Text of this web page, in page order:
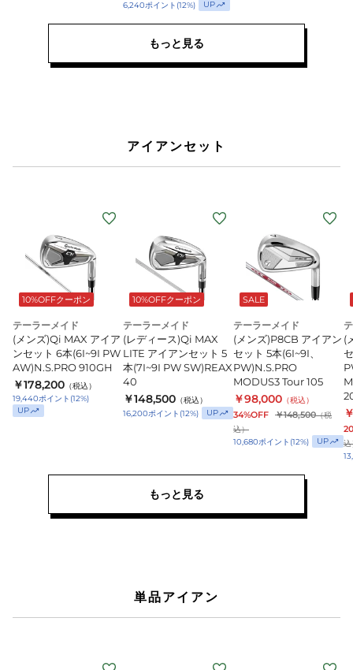
ー
REAX
6,240ポイント (12%) UP
もっと見る
アイアンセット
10%OFFクーポン
テーラーメイド
(メンズ)Qi MAX アイア
ンセット 6本(6I~9I PW
AW)N.S.PRO 910GH
￥178,200 （税込）
19,440ポイント (12%)
UP
10%OFFクーポン
テーラーメイド
(レディース)Qi MAX
LITE アイアンセット 5
本(7I~9I PW SW)REAX
40
￥148,500 （税込）
16,200ポイント (12%) UP
SALE
テーラーメイド
(メンズ)P8CB アイアン
セット 5本(6I~9I、
PW)N.S.PRO
MODUS3 Tour 105
￥98,000 （税込）
34%OFF ￥148,500（税
込）
10,680ポイント (12%) UP
(
込
もっと見る
単品アイアン